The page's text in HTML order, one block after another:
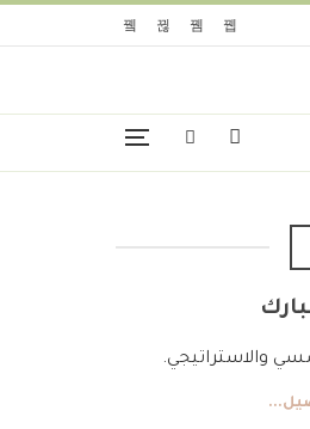
والاستراتيجي.